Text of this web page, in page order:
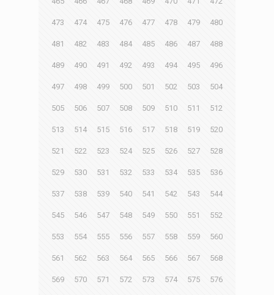
473 474 475 476 477 478 479 480
481 482 483 484 485 486 487 488
489 490 491 492 493 494 495 496
497 498 499 500 501 502 503 504
505 506 507 508 509 510 511 512
513 514 515 516 517 518 519 520
521 522 523 524 525 526 527 528
529 530 531 532 533 534 535 536
537 538 539 540 541 542 543 544
545 546 547 548 549 550 551 552
553 554 555 556 557 558 559 560
561 562 563 564 565 566 567 568
569 570 571 572 573 574 575 576